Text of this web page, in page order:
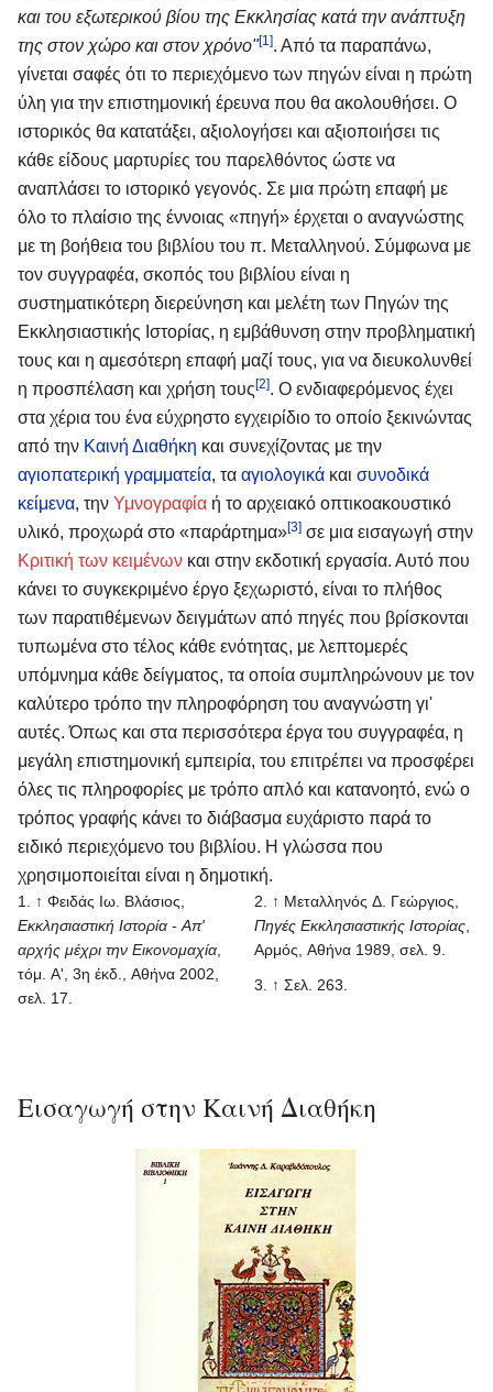
και του εξωτερικού βίου της Εκκλησίας κατά την ανάπτυξη
της στον χώρο και στον χρόνο"[1]. Από τα παραπάνω,
γίνεται σαφές ότι το περιεχόμενο των πηγών είναι η πρώτη
ύλη για την επιστημονική έρευνα που θα ακολουθήσει. Ο
ιστορικός θα κατατάξει, αξιολογήσει και αξιοποιήσει τις
κάθε είδους μαρτυρίες του παρελθόντος ώστε να
αναπλάσει το ιστορικό γεγονός. Σε μια πρώτη επαφή με
όλο το πλαίσιο της έννοιας «πηγή» έρχεται ο αναγνώστης
με τη βοήθεια του βιβλίου του π. Μεταλληνού. Σύμφωνα με
τον συγγραφέα, σκοπός του βιβλίου είναι η
συστηματικότερη διερεύνηση και μελέτη των Πηγών της
Εκκλησιαστικής Ιστορίας, η εμβάθυνση στην προβληματική
τους και η αμεσότερη επαφή μαζί τους, για να διευκολυνθεί
η προσπέλαση και χρήση τους[2]. Ο ενδιαφερόμενος έχει
στα χέρια του ένα εύχρηστο εγχειρίδιο το οποίο ξεκινώντας
από την Καινή Διαθήκη και συνεχίζοντας με την
αγιοπατερική γραμματεία, τα αγιολογικά και συνοδικά
κείμενα, την Υμνογραφία ή το αρχειακό οπτικοακουστικό
υλικό, προχωρά στο «παράρτημα»[3] σε μια εισαγωγή στην
Κριτική των κειμένων και στην εκδοτική εργασία. Αυτό που
κάνει το συγκεκριμένο έργο ξεχωριστό, είναι το πλήθος
των παρατιθέμενων δειγμάτων από πηγές που βρίσκονται
τυπωμένα στο τέλος κάθε ενότητας, με λεπτομερές
υπόμνημα κάθε δείγματος, τα οποία συμπληρώνουν με τον
καλύτερο τρόπο την πληροφόρηση του αναγνώστη γι'
αυτές. Όπως και στα περισσότερα έργα του συγγραφέα, η
μεγάλη επιστημονική εμπειρία, του επιτρέπει να προσφέρει
όλες τις πληροφορίες με τρόπο απλό και κατανοητό, ενώ ο
τρόπος γραφής κάνει το διάβασμα ευχάριστο παρά το
ειδικό περιεχόμενο του βιβλίου. Η γλώσσα που
χρησιμοποιείται είναι η δημοτική.
↑ Φειδάς Ιω. Βλάσιος,
Εκκλησιαστική Ιστορία - Απ'
αρχής μέχρι την Εικονομαχία,
τόμ. Α', 3η έκδ., Αθήνα 2002,
σελ. 17.
↑ Μεταλληνός Δ. Γεώργιος,
Πηγές Εκκλησιαστικής Ιστορίας,
Αρμός, Αθήνα 1989, σελ. 9.
↑ Σελ. 263.
Εισαγωγή στην Καινή Διαθήκη